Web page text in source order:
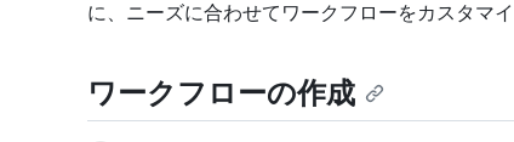
に、ニーズに合わせてワークフローをカスタマイ
ワークフローの作成